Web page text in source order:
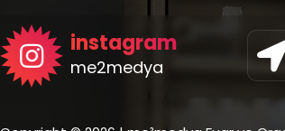
instagram
me2medya